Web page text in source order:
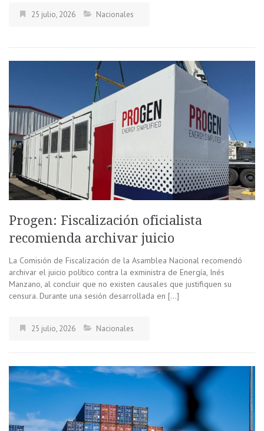
25 julio, 2026 Nacionales
Progen: Fiscalización oficialista
recomienda archivar juicio
La Comisión de Fiscalización de la Asamblea Nacional recomendó
archivar el juicio político contra la exministra de Energía, Inés
Manzano, al concluir que no existen causales que justifiquen su
censura. Durante una sesión desarrollada en […]
25 julio, 2026 Nacionales